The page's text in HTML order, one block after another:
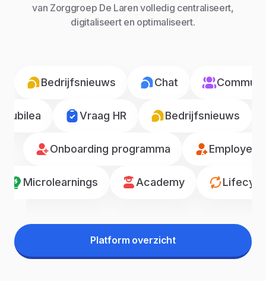
van Zorggroep De Laren volledig centraliseert,
digitaliseert en optimaliseert.
Bedrijfsnieuws Chat
Jubilea Vraag HR Bedrijfsnieuws
Onboarding programma Employee
Microlearnings Academy
Platform overzicht